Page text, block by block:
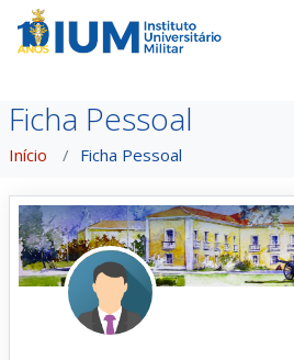
Ficha Pessoal
Início Ficha Pessoal